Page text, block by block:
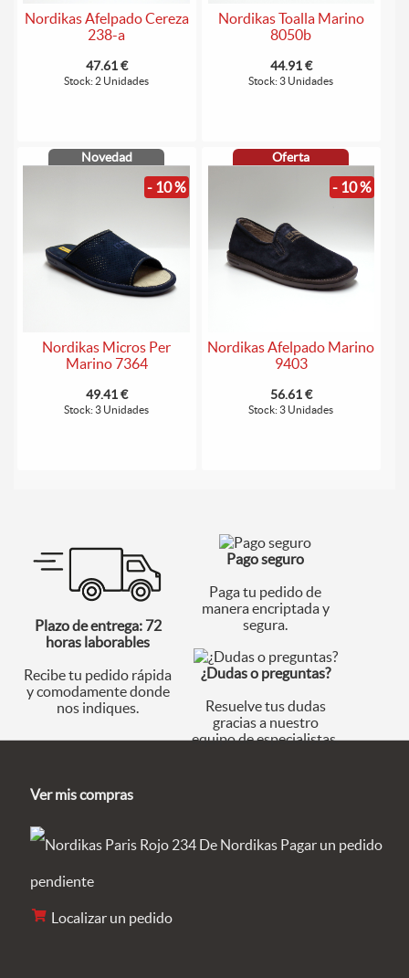
Nordikas Afelpado Cereza
238-a
47.61 €
Stock: 2 Unidades
Nordikas Toalla Marino
8050b
44.91 €
Stock: 3 Unidades
Novedad
- 10 %
Nordikas Micros Per
Marino 7364
49.41 €
Stock: 3 Unidades
Oferta
- 10 %
Nordikas Afelpado Marino
9403
56.61 €
Stock: 3 Unidades
Plazo de entrega: 72
horas laborables
Recibe tu pedido rápida
y comodamente donde
nos indiques.
Pago seguro
Paga tu pedido de
manera encriptada y
segura.
¿Dudas o preguntas?
Resuelve tus dudas
gracias a nuestro
equipo de especialistas.
Ver mis compras
Pagar un pedido
pendiente
Localizar un pedido